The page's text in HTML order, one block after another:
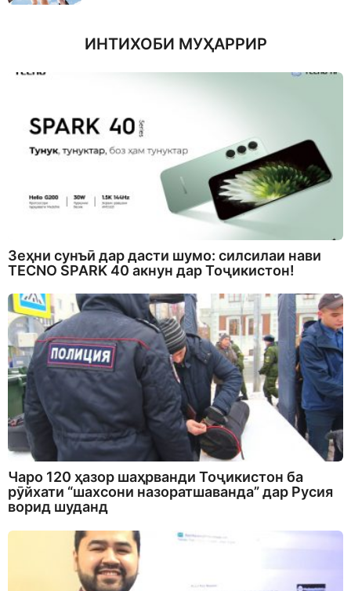
ИНТИХОБИ МУҲАРРИР
Зеҳни сунъӣ дар дасти шумо: силсилаи нави
TECNO SPARK 40 акнун дар Тоҷикистон!
Чаро 120 ҳазор шаҳрванди Тоҷикистон ба
рӯйхати “шахсони назоратшаванда” дар Русия
ворид шуданд